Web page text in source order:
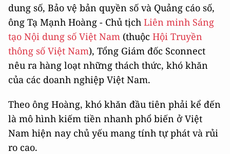
dung số, Bảo vệ bản quyền số và Quảng cáo số,
ông Tạ Mạnh Hoàng - Chủ tịch Liên minh Sáng
tạo Nội dung số Việt Nam (thuộc Hội Truyền
thông số Việt Nam), Tổng Giám đốc Sconnect
nêu ra hàng loạt những thách thức, khó khăn
của các doanh nghiệp Việt Nam.
Theo ông Hoàng, khó khăn đầu tiên phải kể đến
là mô hình kiếm tiền nhanh phổ biến ở Việt
Nam hiện nay chủ yếu mang tính tự phát và rủi
ro cao.